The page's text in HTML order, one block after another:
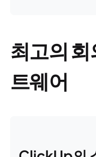
최고의
트웨어